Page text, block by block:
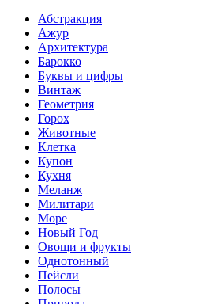
Абстракция
Ажур
Архитектура
Барокко
Буквы и цифры
Винтаж
Геометрия
Горох
Животные
Клетка
Купон
Кухня
Меланж
Милитари
Море
Новый Год
Овощи и фрукты
Однотонный
Пейсли
Полосы